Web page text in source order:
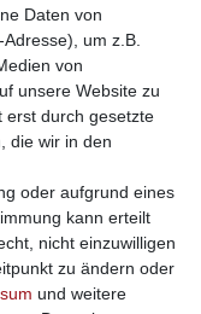
Kinderwagen
Imbiss
Daten von
um z.B.
von
unsere Website zu
erst durch gesetzte
die wir in den
oder aufgrund eines
kann erteilt
nicht einzuwilligen
zu ändern oder
und weitere